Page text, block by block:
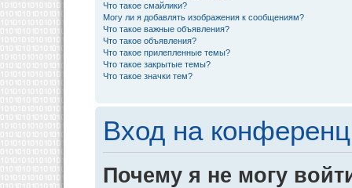
Что такое смайлики?
Могу ли я добавлять изображения к сообщениям?
Что такое важные объявления?
Что такое объявления?
Что такое прилепленные темы?
Что такое закрытые темы?
Что такое значки тем?
Вход на
Почему я не могу